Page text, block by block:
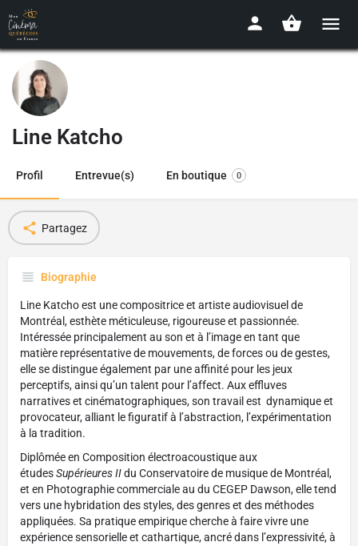
Line Katcho
Profil Entrevue(s) En boutique 0
Partagez
Biographie
Line Katcho est une compositrice et artiste audiovisuel de
Montréal, esthète méticuleuse, rigoureuse et passionnée.
Intéressée principalement au son et à l’image en tant que
matière représentative de mouvements, de forces ou de gestes,
elle se distingue également par une affinité pour les jeux
perceptifs, ainsi qu’un talent pour l’affect. Aux effluves
narratives et cinématographiques, son travail est dynamique et
provocateur, alliant le figuratif à l’abstraction, l’expérimentation
à la tradition.
Diplômée en Composition électroacoustique aux
étudesSupérieures IIdu Conservatoire de musique de Montréal,
et en Photographie commerciale au du CEGEP Dawson, elle tend
vers une hybridation des styles, des genres et des méthodes
appliquées. Sa pratique empirique cherche à faire vivre une
expérience sensorielle et cathartique, ancré dans l’expressivité, à